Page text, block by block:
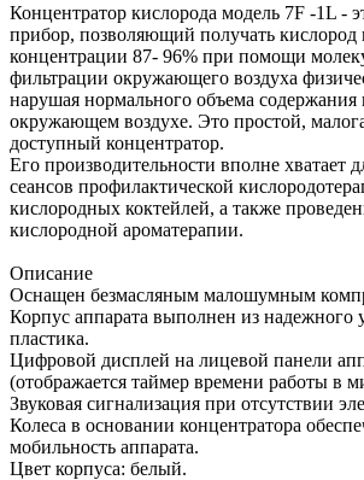
Концентратор кислорода модель 7F -1L -
прибор, позволяющий получать кислород
концентрации 87- 96% при помощи
фильтрации окружающего воздуха
нарушая нормального объема содержания
окружающем воздухе. Это простой,
доступный концентратор.
Его производительности вполне хватает
сеансов профилактической
кислородных коктейлей, а также
кислородной ароматерапии.
Описание
Оснащен безмасляным малошумным
Корпус аппарата выполнен из надежного
пластика.
Цифровой дисплей на лицевой панели
(отображается таймер времени работы в
Звуковая сигнализация при отсутствии
Колеса в основании концентратора
мобильность аппарата.
Цвет корпуса: белый.